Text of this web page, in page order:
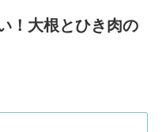
！大根とひき肉の